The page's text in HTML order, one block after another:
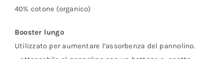
40% cotone (organico)
Booster lungo
Utilizzato per aumentare l’assorbenza del pannolino.